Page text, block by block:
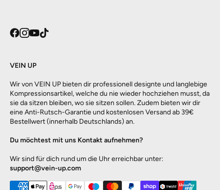
VEIN UP
Wir von VEIN UP bieten dir professionell designte und langlebige
Kompressionsartikel, welche du nie wieder hochziehen musst, da
sie da sitzen bleiben, wo sie sitzen sollen. Zudem bieten wir dir
eine Anti-Rutsch-Garantie und kostenlosen Versand ab 39€
Bestellwert (innerhalb Deutschlands) an.
Du möchtest mit uns Kontakt aufnehmen?
Wir sind für dich rund um die Uhr erreichbar unter:
support@vein-up.com